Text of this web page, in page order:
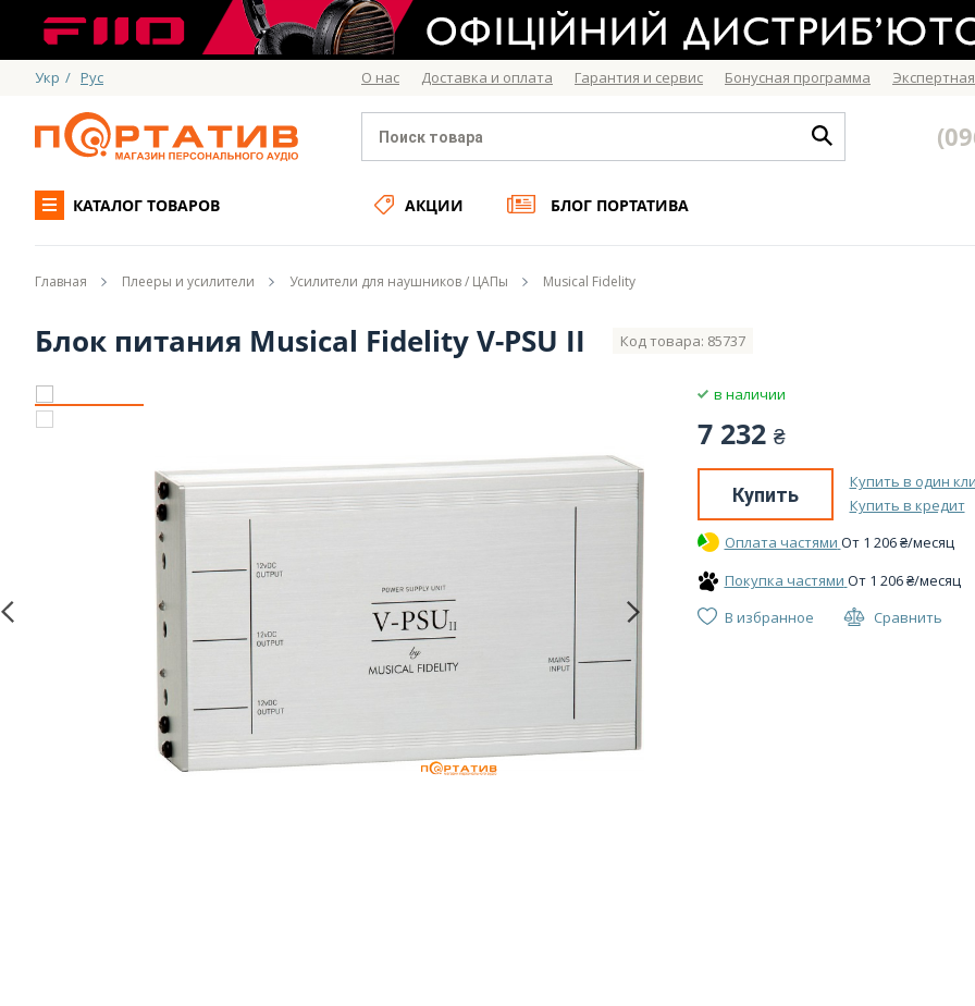
Укр / Рус О нас Доставка и оплата Гарантия и сервис Бонусная программа
КАТАЛОГ ТОВАРОВ АКЦИИ БЛОГ ПОРТАТИВА
Главная Плееры и усилители Усилители для наушников / ЦАПы Musical Fidelity
Блок питания Musical Fidelity V-PSU II Код товара: 85737
в наличии
7 232 ₴
Купить
Купить в один
Купить в кредит
Оплата частями От 1 206₴/месяц
Покупка частями От 1 206₴/месяц
В избранное
Сравнить